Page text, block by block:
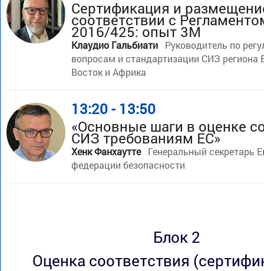
Сертификация и
соответствии с
2016/425: опыт 3M
Клаудио Гальбиати
Руководитель по
вопросам и стандартизации СИЗ региона
Восток и Африка
13:20 - 13:50
«Основные шаги в оценке
СИЗ требованиям ЕС»
Хенк Фанхаутте Генеральный секретарь
федерации безопасности
Блок 2
Оценка соответствия